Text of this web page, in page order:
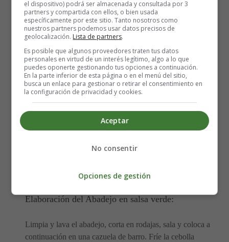
Cómo hacer Abadejo en salsa
verde - Recetas Caseras
Los ingredientes que necesitas para
hacer Abadejo en salsa verde son:
1 kilo de abadejo
1 vaso de vino blanco,
Aceite, perejil y sal
Elaboración del Abadejo en salsa verde:
Limpia y lava el abadejo, corta en rodajas, sala y coloca a
continuación en una cazuela de barro. Fríe la cebolla
el dispositivo) podrá ser almacenada y consultada por 3
partners y compartida con ellos, o bien usada
específicamente por este sitio. Tanto nosotros como
nuestros partners podemos usar datos precisos de
geolocalización. Lista de partners.
Es posible que algunos proveedores traten tus datos
personales en virtud de un interés legítimo, algo a lo que
puedes oponerte gestionando tus opciones a continuación.
En la parte inferior de esta página o en el menú del sitio,
busca un enlace para gestionar o retirar el consentimiento en
la configuración de privacidad y cookies.
Aceptar
No consentir
Opciones de gestión